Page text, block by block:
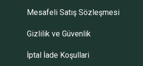
Mesafeli Satış Sözleşmesi
Gizlilik ve Güvenlik
İptal İade Koşullari